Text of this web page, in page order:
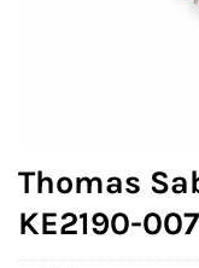
Thomas
KE2190-